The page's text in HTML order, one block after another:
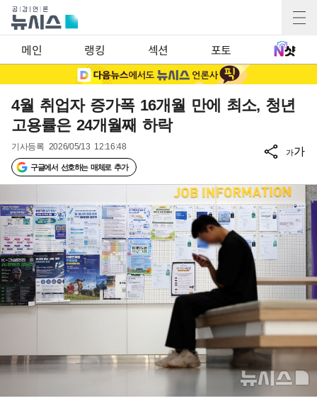
메인 랭킹 섹션 포토
4월 취업자 증가폭 16개월 만에 최소, 청년
고용률은 24개월째 하락
기사등록 2026/05/13 12:16:48
구글에서 선호하는 매체로 추가
가가